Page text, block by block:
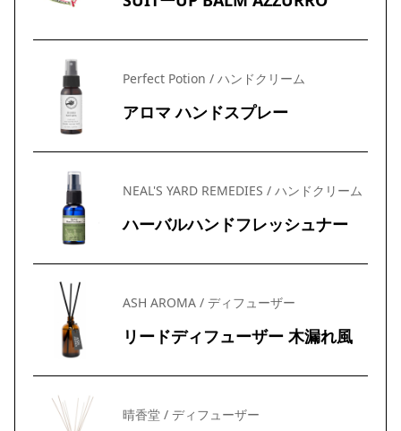
Perfect Potion / ハンドクリーム
アロマ ハンドスプレー
NEAL'S YARD REMEDIES / ハンドクリーム
ハーバルハンドフレッシュナー
ASH AROMA / ディフューザー
リードディフューザー 木漏れ風
晴香堂 / ディフューザー